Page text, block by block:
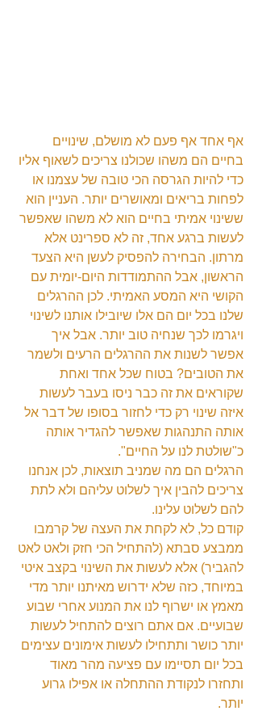
אף אחד אף פעם לא מושלם, שינויים
בחיים הם משהו שכולנו צריכים לשאוף אליו
כדי להיות הגרסה הכי טובה של עצמנו או
לפחות בריאים ומאושרים יותר. העניין הוא
ששינוי אמיתי בחיים הוא לא משהו שאפשר
לעשות ברגע אחד, זה לא ספרינט אלא
מרתון. הבחירה להפסיק לעשן היא הצעד
הראשון, אבל ההתמודדות היום-יומית עם
הקושי היא המסע האמיתי. לכן ההרגלים
שלנו בכל יום הם אלו שיובילו אותנו לשינוי
ויגרמו לכך שנחיה טוב יותר. אבל איך
אפשר לשנות את ההרגלים הרעים ולשמר
את הטובים? בטוח שכל אחד ואחת
שקוראים את זה כבר ניסו בעבר לעשות
איזה שינוי רק כדי לחזור בסופו של דבר אל
אותה התנהגות שאפשר להגדיר אותה
כ"שולטת לנו על החיים".
הרגלים הם מה שמניב תוצאות, לכן אנחנו
צריכים להבין איך לשלוט עליהם ולא לתת
להם לשלוט עלינו.
קודם כל, לא לקחת את העצה של קרמבו
ממבצע סבתא (להתחיל הכי חזק ולאט לאט
להגביר) אלא לעשות את השינוי בקצב איטי
במיוחד, כזה שלא ידרוש מאיתנו יותר מדי
מאמץ או ישרוף לנו את המנוע אחרי שבוע
שבועיים. אם אתם רוצים להתחיל לעשות
יותר כושר ותתחילו לעשות אימונים עצימים
בכל יום תסיימו עם פציעה מהר מאוד
ותחזרו לנקודת ההתחלה או אפילו גרוע
יותר.